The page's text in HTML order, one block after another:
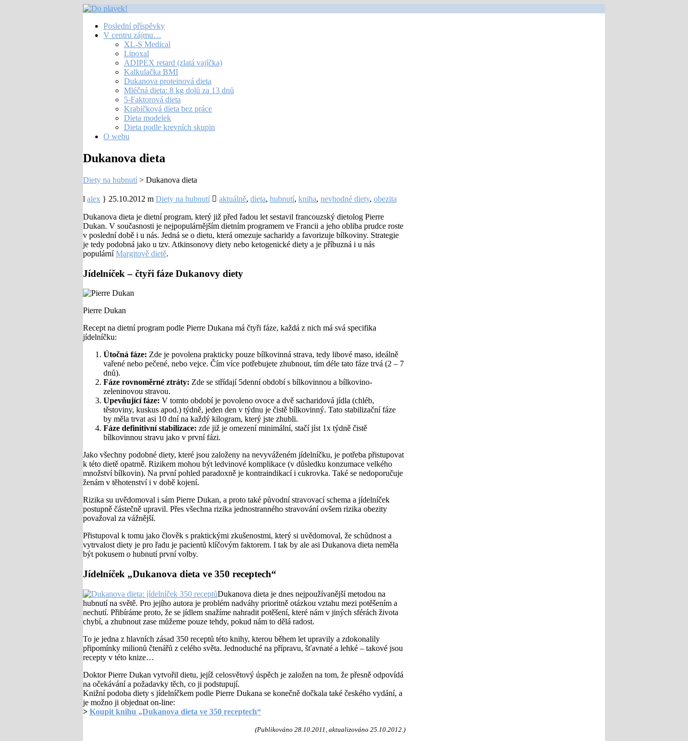
Poslední příspěvky
V centru zájmu…
XL-S Medical
Lipoxal
ADIPEX retard (zlatá vajíčka)
Kalkulačka BMI
Dukanova proteinová dieta
Mléčná dieta: 8 kg dolů za 13 dnů
5-Faktorová dieta
Krabičková dieta bez práce
Dieta modelek
Dieta podle krevních skupin
O webu
Dukanova dieta
Diety na hubnutí > Dukanova dieta
alex 25.10.2012 Diety na hubnutí aktuálně, dieta, hubnutí, kniha, nevhodné diety, obezita
Dukanova dieta je dietní program, který již před řadou let sestavil francouzský dietolog Pierre
Dukan. V současnosti je nejpopulárnějším dietním programem ve Francii a jeho obliba prudce roste
v poslední době i u nás. Jedná se o dietu, která omezuje sacharidy a favorizuje bílkoviny. Strategie
je tedy podobná jako u tzv. Atkinsonovy diety nebo ketogenické diety a je příbuzná i u nás
populárníMargitově dietě.
Jídelníček – čtyři fáze Dukanovy diety
Pierre Dukan
Recept na dietní program podle Pierre Dukana má čtyři fáze, každá z nich má svá specifika
jídelníčku:
Útočná fáze: Zde je povolena prakticky pouze bílkovinná strava, tedy libové maso, ideálně
vařené nebo pečené, nebo vejce. Čím více potřebujete zhubnout, tím déle tato fáze trvá (2 – 7
dnů).
Fáze rovnoměrné ztráty: Zde se střídají 5denní období s bílkovinnou a bílkovino-
zeleninovou stravou.
Upevňující fáze: V tomto období je povoleno ovoce a dvě sacharidová jídla (chléb,
těstoviny, kuskus apod.) týdně, jeden den v týdnu je čistě bílkovinný. Tato stabilizační fáze
by měla trvat asi 10 dní na každý kilogram, který jste zhubli.
Fáze definitivní stabilizace: zde již je omezení minimální, stačí jíst 1x týdně čistě
bílkovinnou stravu jako v první fázi.
Jako všechny podobné diety, které jsou založeny na nevyváženém jídelníčku, je potřeba přistupovat
k této dietě opatrně. Rizikem mohou být ledvinové komplikace (v důsledku konzumace velkého
množství bílkovin). Na první pohled paradoxně je kontraindikací i cukrovka. Také se nedoporučuje
ženám v těhotenství i v době kojení.
Rizika su uvědomoval i sám Pierre Dukan, a proto také původní stravovací schema a jídelníček
postupně částečně upravil. Přes všechna rizika jednostranného stravování ovšem rizika obezity
považoval za vážnější.
Přistupoval k tomu jako člověk s praktickými zkušenostmi, který si uvědomoval, že schůdnost a
vytrvalost diety je pro řadu je pacientů klíčovým faktorem. I tak by ale asi Dukanova dieta neměla
být pokusem o hubnutí první volby.
Jídelníček „Dukanova dieta ve 350 receptech“
Dukanova dieta je dnes nejpoužívanější metodou na
hubnutí na světě. Pro jejího autora je problém nadváhy prioritně otázkou vztahu mezi potěšením a
nechutí. Přibíráme proto, že se jídlem snažíme nahradit potěšení, které nám v jiných sférách života
chybí, a zhubnout zase můžeme pouze tehdy, pokud nám to dělá radost.
To je jedna z hlavních zásad 350 receptů této knihy, kterou během let upravily a zdokonalily
připomínky milionů čtenářů z celého světa. Jednoduché na přípravu, šťavnaté a lehké – takové jsou
recepty v této knize…
Doktor Pierre Dukan vytvořil dietu, jejíž celosvětový úspěch je založen na tom, že přesně odpovídá
na očekávání a požadavky těch, co ji podstupují.
Knižní podoba diety s jídelníčkem podle Pierre Dukana se konečně dočkala také českého vydání, a
je možno ji objednat on-line:
> Koupit knihu „Dukanova dieta ve 350 receptech“
(Publikováno 28.10.2011, aktualizováno 25.10.2012.)